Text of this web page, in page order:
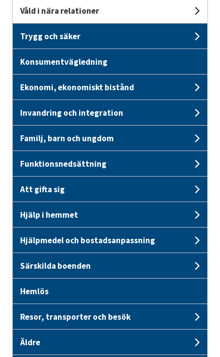
Våld i nära relationer
Trygg och säker
Konsumentvägledning
Ekonomi, ekonomiskt bistånd
Invandring och integration
Familj, barn och ungdom
Funktionsnedsättning
Att gifta sig
Hjälp i hemmet
Hjälpmedel och bostadsanpassning
Särskilda boenden
Hemlös
Resor, transporter och besök
Äldre